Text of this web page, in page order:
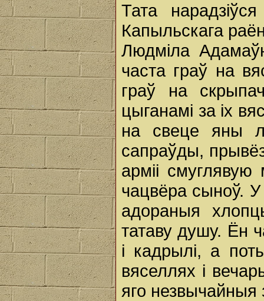
Тата
Капыльскага
Людміла
часта граў на
граў на
цыганамі за іх
на свеце яны
сапраўды,
арміі
чацвёра сыноў.
адораныя
татаву душу. Ён
і кадрылі, а
вяселлях і
яго незвычайныя